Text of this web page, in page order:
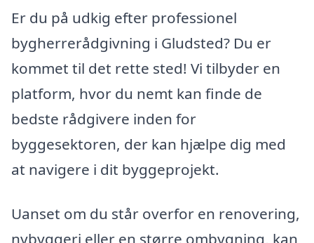
Er du på udkig efter professionel
bygherrerådgivning i Gludsted? Du er
kommet til det rette sted! Vi tilbyder en
platform, hvor du nemt kan finde de
bedste rådgivere inden for
byggesektoren, der kan hjælpe dig med
at navigere i dit byggeprojekt.
Uanset om du står overfor en renovering,